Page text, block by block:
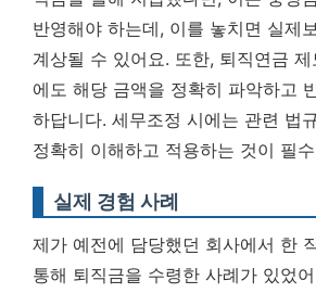
반영해야 하는데, 이를 놓치면 실제
계상될 수 있어요. 또한, 퇴직연금
에도 해당 금액을 정확히 파악하고
하답니다. 세무조정 시에는 관련 법
정확히 이해하고 적용하는 것이 필
실제 경험 사례
제가 예전에 담당했던 회사에서 한
통해 퇴직금을 수령한 사례가 있었